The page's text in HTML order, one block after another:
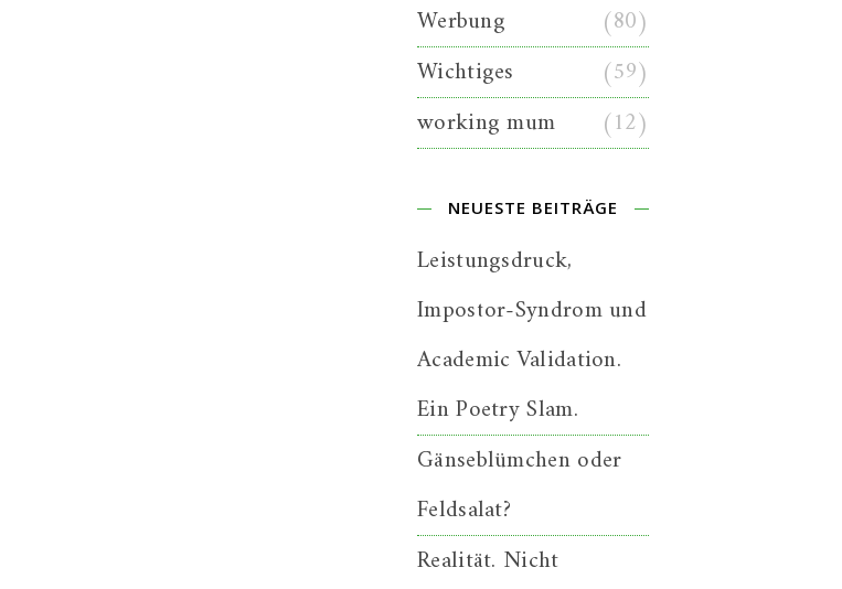
Werbung
(80)
Wichtiges
(59)
working mum
(12)
NEUESTE BEITRÄGE
Leistungsdruck,
Impostor-Syndrom und
Academic Validation.
Ein Poetry Slam.
Gänseblümchen oder
Feldsalat?
Realität. Nicht